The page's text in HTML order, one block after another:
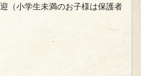
（小学生未満のお子様は保護者